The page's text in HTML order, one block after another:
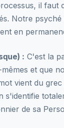
il faut
Notre
en
: C'est la
et que
vient du grec
s'identifie
de sa